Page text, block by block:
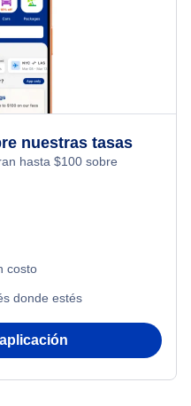
York
nuestras tasas
hasta $100 sobre
costo
donde estés